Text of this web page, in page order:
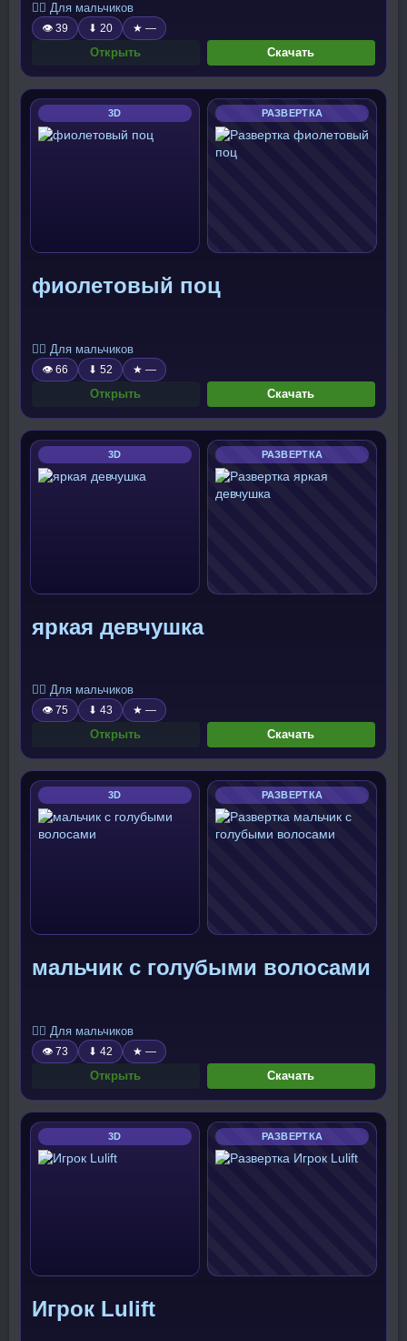
🧍‍♂️ Для мальчиков
👁 39 ⬇ 20 ★ —
Открыть Скачать
3D РАЗВЕРТКА
фиолетовый поц
🧍‍♂️ Для мальчиков
👁 66 ⬇ 52 ★ —
Открыть Скачать
3D РАЗВЕРТКА
яркая девчушка
🧍‍♂️ Для мальчиков
👁 75 ⬇ 43 ★ —
Открыть Скачать
3D РАЗВЕРТКА
мальчик с голубыми волосами
🧍‍♂️ Для мальчиков
👁 73 ⬇ 42 ★ —
Открыть Скачать
3D РАЗВЕРТКА
Игрок Lulift